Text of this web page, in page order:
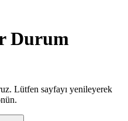
Durum
Lütfen sayfayı yenileyerek